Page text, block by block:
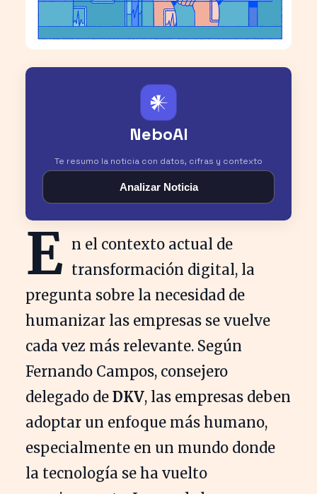
𒀭
NeboAI
Te resumo la noticia con datos, cifras y contexto
Analizar Noticia
E n el contexto actual de
transformación digital, la
pregunta sobre la necesidad de
humanizar las empresas se vuelve
cada vez más relevante. Según
Fernando Campos, consejero
delegado de DKV, las empresas deben
adoptar un enfoque más humano,
especialmente en un mundo donde
la tecnología se ha vuelto